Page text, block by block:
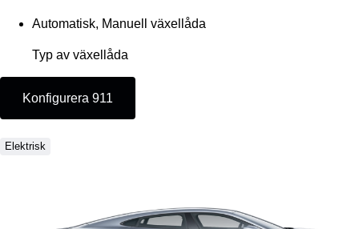
Automatisk, Manuell växellåda
Typ av växellåda
Konfigurera 911
Elektrisk